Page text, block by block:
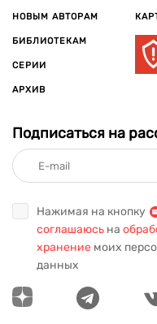
НОВЫМ АВТОРАМ
БИБЛИОТЕКАМ
СЕРИИ
АРХИВ
Подписаться на
Нажимая на кнопку
соглашаюсь на
хранение моих
данных